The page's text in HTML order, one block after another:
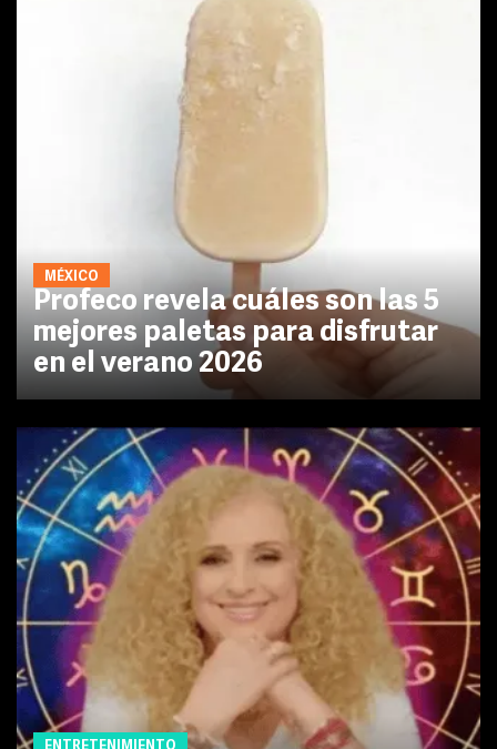
MÉXICO
Profeco revela cuáles son las 5
mejores paletas para disfrutar
en el verano 2026